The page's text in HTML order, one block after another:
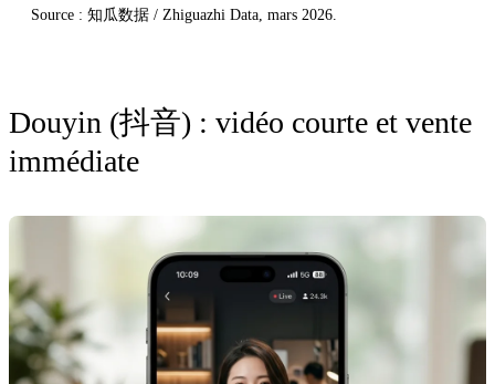
Source : 知瓜数据 / Zhiguazhi Data, mars 2026.
Douyin (抖音) : vidéo courte et vente
immédiate